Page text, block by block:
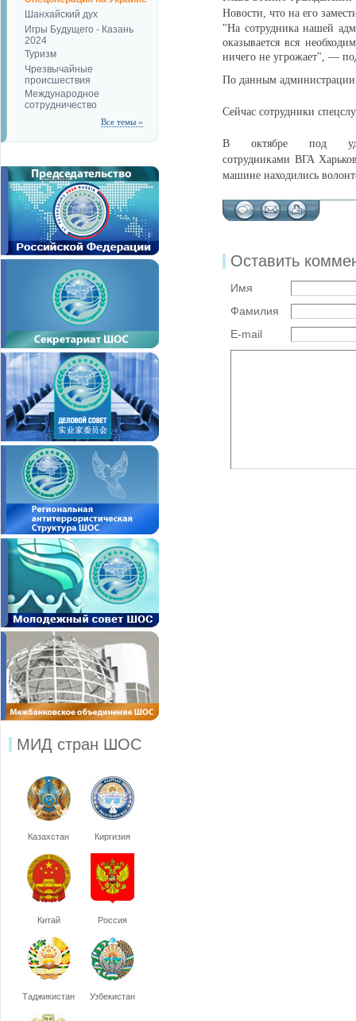
Шанхайский дух
Игры Будущего - Казань
2024
Туризм
Чрезвычайные
происшествия
Международное
сотрудничество
Все темы »
МИД стран ШОС
Казахстан Киргизия
Китай Россия
Таджикистан Узбекистан
Новости, что на его
"На сотрудника нашей
оказывается вся
ничего не угрожает", —
По данным администрации
Сейчас сотрудники
В октябре под
сотрудниками ВГА
машине находились
Оставить
Имя
Фамилия
E-mail